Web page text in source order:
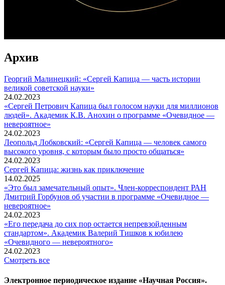
Архив
Георгий Малинецкий: «Сергей Капица — часть истории
великой советской науки»
24.02.2023
«Сергей Петрович Капица был голосом науки для миллионов
людей». Академик К.В. Анохин о программе «Очевидное —
невероятное»
24.02.2023
Леопольд Лобковский: «Сергей Капица — человек самого
высокого уровня, с которым было просто общаться»
24.02.2023
Сергей Капица: жизнь как приключение
14.02.2025
«Это был замечательный опыт». Член-корреспондент РАН
Дмитрий Горбунов об участии в программе «Очевидное —
невероятное»
24.02.2023
«Его передача до сих пор остается непревзойденным
стандартом». Академик Валерий Тишков к юбилею
«Очевидного — невероятного»
24.02.2023
Смотреть все
Электронное периодическое издание «Научная Россия».